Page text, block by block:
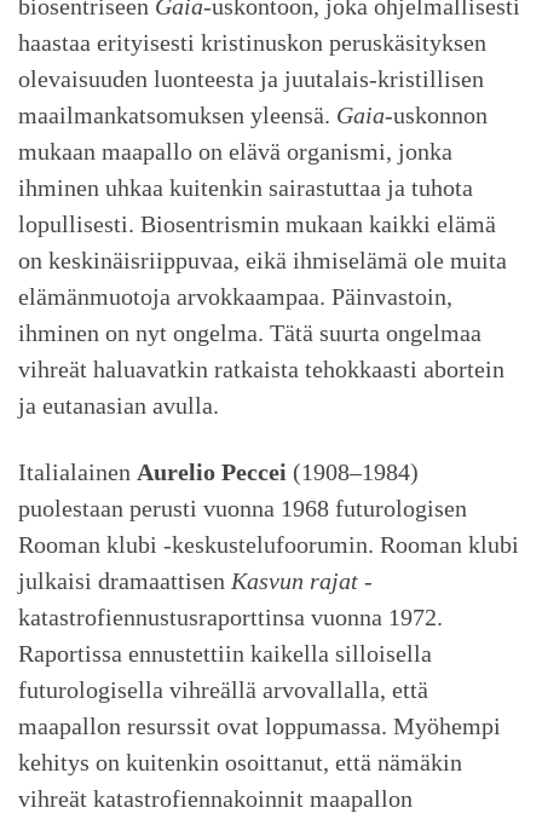
biosentriseen Gaia-uskontoon, joka ohjelmallisesti
haastaa erityisesti kristinuskon peruskäsityksen
olevaisuuden luonteesta ja juutalais-kristillisen
maailmankatsomuksen yleensä. Gaia-uskonnon
mukaan maapallo on elävä organismi, jonka
ihminen uhkaa kuitenkin sairastuttaa ja tuhota
lopullisesti. Biosentrismin mukaan kaikki elämä
on keskinäisriippuvaa, eikä ihmiselämä ole muita
elämänmuotoja arvokkaampaa. Päinvastoin,
ihminen on nyt ongelma. Tätä suurta ongelmaa
vihreät haluavatkin ratkaista tehokkaasti abortein
ja eutanasian avulla.
Italialainen Aurelio Peccei (1908–1984)
puolestaan perusti vuonna 1968 futurologisen
Rooman klubi -keskustelufoorumin. Rooman klubi
julkaisi dramaattisen Kasvun rajat -
katastrofiennustusraporttinsa vuonna 1972.
Raportissa ennustettiin kaikella silloisella
futurologisella vihreällä arvovallalla, että
maapallon resurssit ovat loppumassa. Myöhempi
kehitys on kuitenkin osoittanut, että nämäkin
vihreät katastrofiennakoinnit maapallon